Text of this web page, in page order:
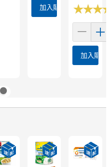
加入購物車 ★★★
★★★
加入購物